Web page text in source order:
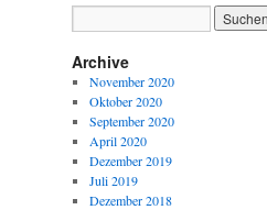
Archive
November 2020
Oktober 2020
September 2020
April 2020
Dezember 2019
Juli 2019
Dezember 2018